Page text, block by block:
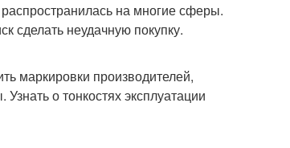
на многие сферы.
сделать неудачную покупку.
маркировки производителей,
о тонкостях эксплуатации